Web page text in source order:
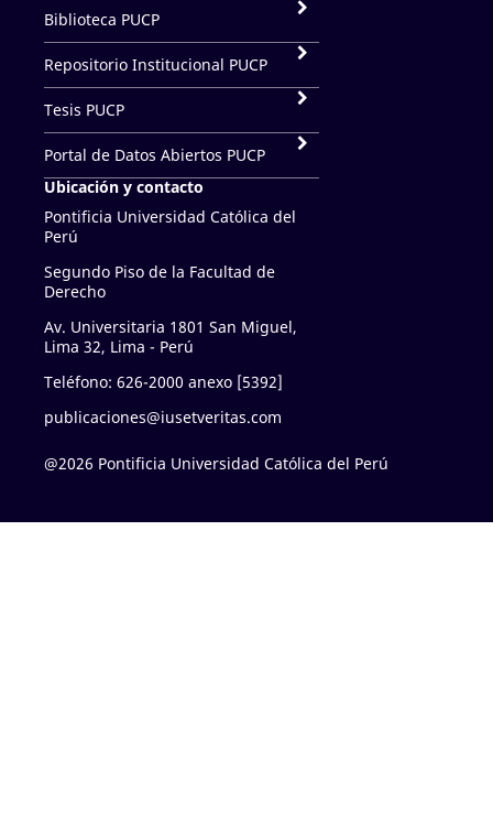
Biblioteca PUCP
Repositorio Institucional PUCP
Tesis PUCP
Portal de Datos Abiertos PUCP
Ubicación y contacto
Pontificia Universidad Católica del
Perú
Segundo Piso de la Facultad de
Derecho
Av. Universitaria 1801 San Miguel,
Lima 32, Lima - Perú
Teléfono: 626-2000 anexo [5392]
publicaciones@iusetveritas.com
@2026 Pontificia Universidad Católica del Perú